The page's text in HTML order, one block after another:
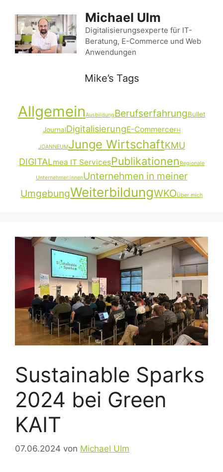
Inhalt
springen
Michael Ulm
Digitalisierungsexperte für IT-
Beratung, E-Commerce und Web
Anwendungen
Mike’s Tags
AllgemeinAusbildungBerufserfahrungBullet
JournalDigitalisierungE-CommerceFH
JOANNEUMJunge WirtschaftKMU
DIGITALmea IT ServicesPublikationen Regionale
Unternehmer:innenUnternehmen in meiner
UmgebungWeiterbildungWKOÜber mich
Sustainable Sparks
2024 bei Green
KAIT
07.06.2024 von Michael Ulm